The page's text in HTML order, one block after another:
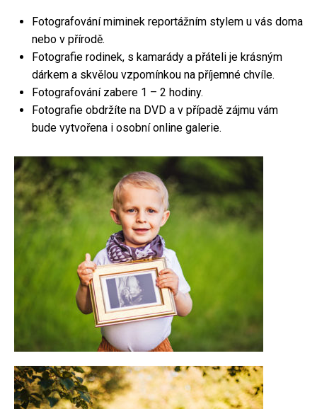
Fotografování miminek reportážním stylem u vás doma
nebo v přírodě.
Fotografie rodinek, s kamarády a přáteli je krásným
dárkem a skvělou vzpomínkou na příjemné chvíle.
Fotografování zabere 1 – 2 hodiny.
Fotografie obdržíte na DVD a v případě zájmu vám
bude vytvořena i osobní online galerie.